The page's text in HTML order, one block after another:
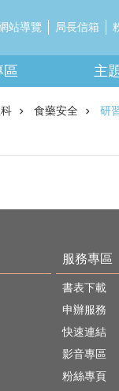
站導覽 局長信箱
區 主
食藥安全 研
服務專區
書表下載
申辦服務
快速連結
影音專區
粉絲專頁